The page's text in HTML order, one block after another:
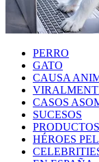
PERRO
GATO
CAUSA
CASOS
SUCESOS
HÉROES